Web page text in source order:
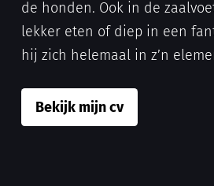
de honden. Ook in de
lekker eten of diep in een
hij zich helemaal in z’n
Bekijk mijn cv